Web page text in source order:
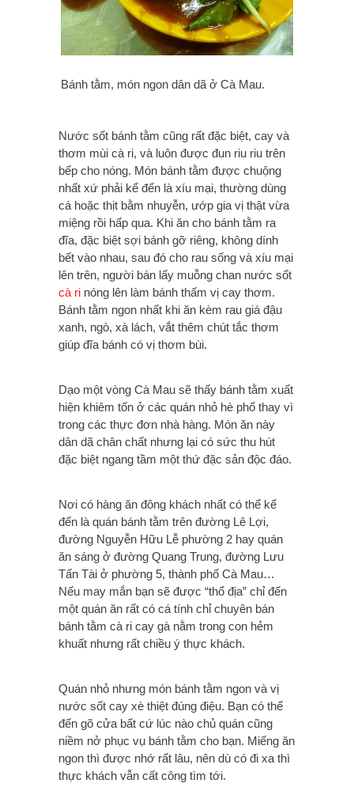
Bánh tằm, món ngon dân dã ở Cà Mau.
Nước sốt bánh tằm cũng rất đặc biệt, cay và
thơm mùi cà ri, và luôn được đun riu riu trên
bếp cho nóng. Món bánh tằm được chuộng
nhất xứ phải kể đến là xíu mại, thường dùng
cá hoặc thịt bằm nhuyễn, ướp gia vị thật vừa
miệng rồi hấp qua. Khi ăn cho bánh tằm ra
đĩa, đặc biệt sợi bánh gỡ riêng, không dính
bết vào nhau, sau đó cho rau sống và xíu mại
lên trên, người bán lấy muỗng chan nước sốt
cà ri nóng lên làm bánh thấm vị cay thơm.
Bánh tằm ngon nhất khi ăn kèm rau giá đậu
xanh, ngò, xà lách, vắt thêm chút tắc thơm
giúp đĩa bánh có vị thơm bùi.
Dạo một vòng Cà Mau sẽ thấy bánh tằm xuất
hiện khiêm tốn ở các quán nhỏ hè phố thay vì
trong các thực đơn nhà hàng. Món ăn này
dân dã chân chất nhưng lại có sức thu hút
đặc biệt ngang tầm một thứ đặc sản độc đáo.
Nơi có hàng ăn đông khách nhất có thể kể
đến là quán bánh tằm trên đường Lê Lợi,
đường Nguyễn Hữu Lễ phường 2 hay quán
ăn sáng ở đường Quang Trung, đường Lưu
Tấn Tài ở phường 5, thành phố Cà Mau…
Nếu may mắn bạn sẽ được “thổ địa” chỉ đến
một quán ăn rất có cá tính chỉ chuyên bán
bánh tằm cà ri cay gà nằm trong con hẻm
khuất nhưng rất chiều ý thực khách.
Quán nhỏ nhưng món bánh tằm ngon và vị
nước sốt cay xè thiệt đúng điệu. Bạn có thể
đến gõ cửa bất cứ lúc nào chủ quán cũng
niềm nở phục vụ bánh tằm cho bạn. Miếng ăn
ngon thì được nhớ rất lâu, nên dù có đi xa thì
thực khách vẫn cất công tìm tới.